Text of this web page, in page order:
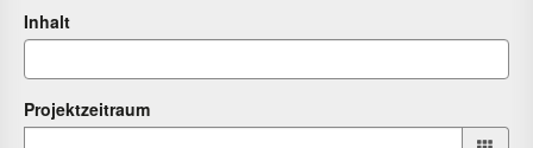
Inhalt
Projektzeitraum